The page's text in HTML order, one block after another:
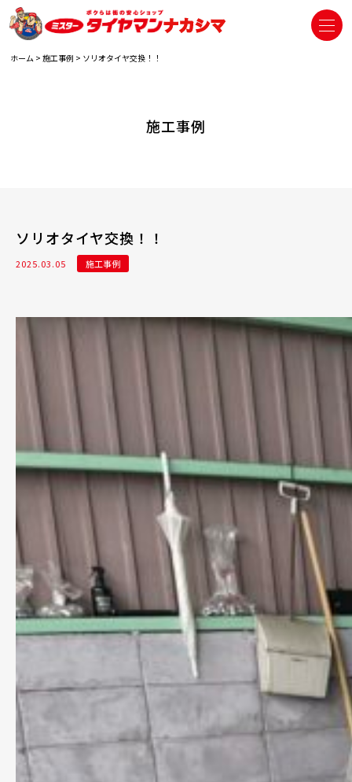
ホーム > 施工事例 > ソリオタイヤ交換！！
施工事例
ソリオタイヤ交換！！
2025.03.05 施工事例